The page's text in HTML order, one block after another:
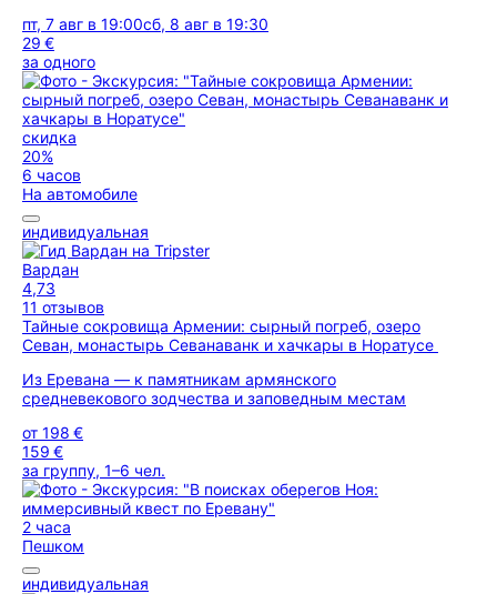
пт, 7 авг в 19:00сб, 8 авг в 19:30
29 €
за одного
скидка
20%
6 часов
На автомобиле
индивидуальная
Вардан
4,73
11 отзывов
Тайные сокровища Армении: сырный погреб, озеро
Севан, монастырь Севанаванк и хачкары в Норатусе
Из Еревана — к памятникам армянского
средневекового зодчества и заповедным местам
от 198 €
159 €
за группу, 1–6 чел.
2 часа
Пешком
индивидуальная